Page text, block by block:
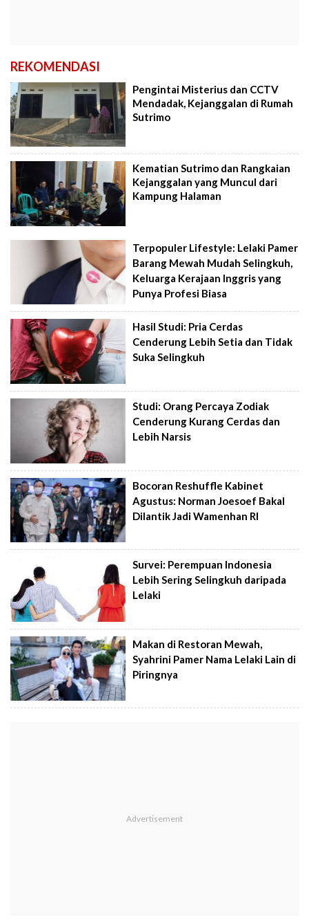
REKOMENDASI
Pengintai Misterius dan CCTV
Mendadak, Kejanggalan di Rumah
Sutrimo
Kematian Sutrimo dan Rangkaian
Kejanggalan yang Muncul dari
Kampung Halaman
Terpopuler Lifestyle: Lelaki Pamer
Barang Mewah Mudah Selingkuh,
Keluarga Kerajaan Inggris yang
Punya Profesi Biasa
Hasil Studi: Pria Cerdas
Cenderung Lebih Setia dan Tidak
Suka Selingkuh
Studi: Orang Percaya Zodiak
Cenderung Kurang Cerdas dan
Lebih Narsis
Bocoran Reshuffle Kabinet
Agustus: Norman Joesoef Bakal
Dilantik Jadi Wamenhan RI
Survei: Perempuan Indonesia
Lebih Sering Selingkuh daripada
Lelaki
Makan di Restoran Mewah,
Syahrini Pamer Nama Lelaki Lain di
Piringnya